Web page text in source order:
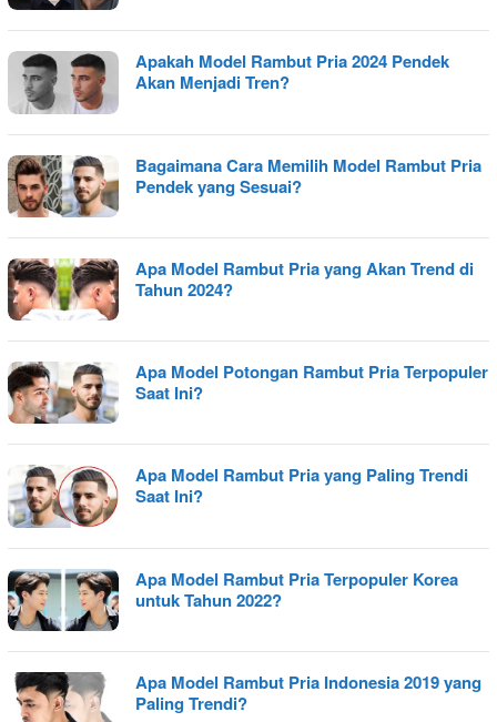
Apakah Model Rambut Pria 2024 Pendek
Akan Menjadi Tren?
Bagaimana Cara Memilih Model Rambut Pria
Pendek yang Sesuai?
Apa Model Rambut Pria yang Akan Trend di
Tahun 2024?
Apa Model Potongan Rambut Pria Terpopuler
Saat Ini?
Apa Model Rambut Pria yang Paling Trendi
Saat Ini?
Apa Model Rambut Pria Terpopuler Korea
untuk Tahun 2022?
Apa Model Rambut Pria Indonesia 2019 yang
Paling Trendi?